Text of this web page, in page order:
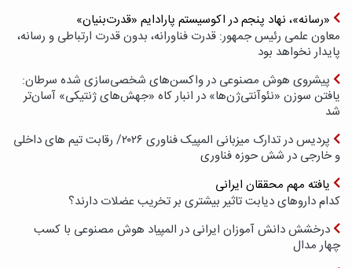
«رسانه»، نهاد پنجم در اکوسیستم پارادایم «قدرت‌بنیان»
معاون علمی رئیس جمهور: قدرت فناورانه، بدون قدرت ارتباطی و رسانه،
پایدار نخواهد بود
پیشروی هوش مصنوعی در واکسن‌های شخصی‌سازی شده سرطان:
یافتن سوزن «نئوآنتی‌ژن‌ها» در انبار کاه «جهش‌های ژنتیکی» آسان‌تر
شد
پردیس در تدارک میزبانی المپیک فناوری ۲۰۲۶/ رقابت تیم های داخلی
و خارجی در شش حوزه فناوری
یافته مهم محققان ایرانی
کدام داروهای دیابت تاثیر بیشتری بر تخریب عضلات دارند؟
درخشش دانش آموزان ایرانی در المپیاد هوش مصنوعی با کسب
چهار مدال